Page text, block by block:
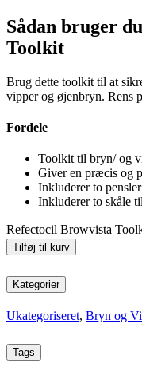
Sådan bruger
Toolkit
Brug dette toolkit til at
vipper og øjenbryn. Rens
Fordele
Toolkit til bryn/ og
Giver en præcis og
Inkluderer to
Inkluderer to skåle
Refectocil Browvista
Tilføj til kurv
Kategorier
Ukategoriseret, Bryn og
Tags